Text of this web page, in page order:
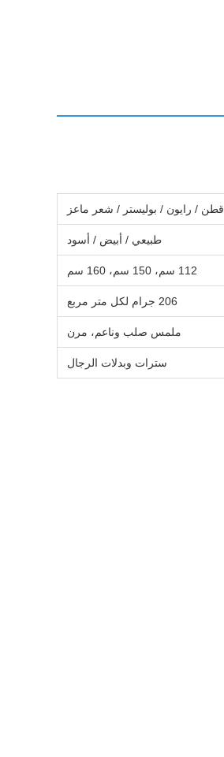
قطن / رايون / بوليستر / شعر ماعز
طبيعي / أبيض / أسود
112 سم، 150 سم، 160 سم
206 جرام لكل متر مربع
ملمس صلب وناعم، مرن
سترات وبدلات الرجال